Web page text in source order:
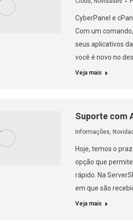
CyberPanel e
Com um
seus aplicativos
você é novo no
Veja mais
Suporte com
Informações,
Hoje, temos o
opção que
rápido. Na
em que são
Veja mais